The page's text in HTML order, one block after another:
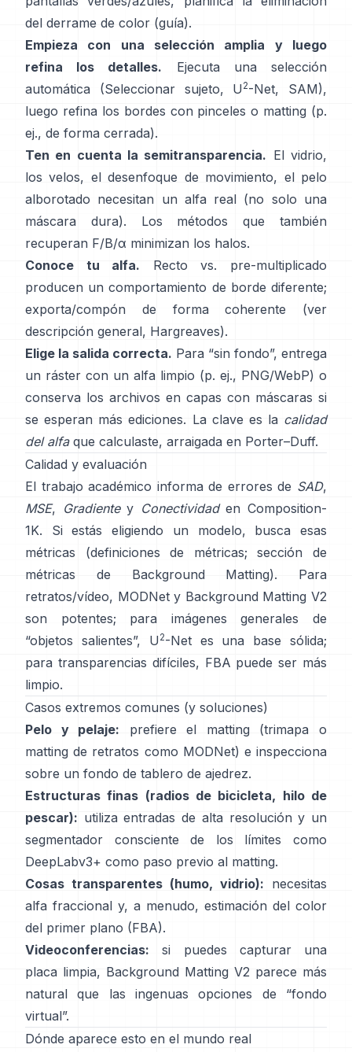
del derrame de color (guía).
Empieza con una selección amplia y luego
refina los detalles. Ejecuta una selección
automática (Seleccionar sujeto,
U2-Net, SAM),
luego refina los bordes con pinceles o matting (p.
ej., de forma cerrada).
Ten en cuenta la semitransparencia. El vidrio,
los velos, el desenfoque de movimiento, el pelo
alborotado necesitan un alfa real (no solo una
máscara dura). Los métodos que también
recuperan F/B/α minimizan los halos.
Conoce tu alfa.
Recto vs. pre-multiplicado
producen un comportamiento de borde diferente;
exporta/compón de forma coherente (ver
descripción general, Hargreaves).
Elige la salida correcta. Para “sin fondo”, entrega
un ráster con un alfa limpio (p. ej., PNG/WebP) o
conserva los archivos en capas con máscaras si
se esperan más ediciones. La clave es la calidad
del alfaque calculaste, arraigada en Porter–Duff.
Calidad y evaluación
El trabajo académico informa de errores de SAD,
MSE, Gradientey Conectividaden Composition-
1K. Si estás eligiendo un modelo, busca esas
métricas
(definiciones de métricas;
sección de
métricas de Background Matting). Para
retratos/vídeo, MODNety Background Matting V2
son potentes; para imágenes generales de
“objetos salientes”,
U2-Netes una base sólida;
para transparencias difíciles, FBA puede ser más
limpio.
Casos extremos comunes (y soluciones)
Pelo y pelaje: prefiere el matting (trimapa o
matting de retratos como MODNet) e inspecciona
sobre un fondo de tablero de ajedrez.
Estructuras finas (radios de bicicleta, hilo de
pescar): utiliza entradas de alta resolución y un
segmentador consciente de los límites como
DeepLabv3+ como paso previo al matting.
Cosas transparentes (humo, vidrio): necesitas
alfa fraccional y, a menudo, estimación del color
del primer plano (FBA).
Videoconferencias: si puedes capturar una
placa limpia, Background Matting V2 parece más
natural que las ingenuas opciones de “fondo
virtual”.
Dónde aparece esto en el mundo real